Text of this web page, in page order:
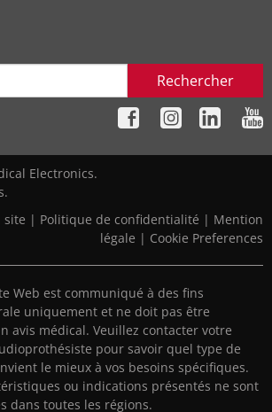
Rechercher
Electronics.
site | Politique de confidentialité | Mention
légale | Cookie Preferences
Web est communiqué à des fins
uniquement et ne doit pas être
avis médical. Veuillez contacter votre
pour savoir quel type de
le mieux à vos besoins spécifiques.
ou indications présentés ne sont
dans toutes les régions.